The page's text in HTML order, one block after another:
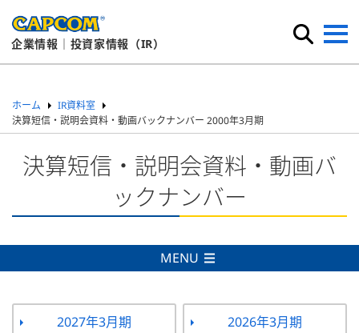
企業情報｜投資家情報（IR）
ホーム
IR資料室
決算短信・説明会資料・動画バックナンバー 2000年3月期
決算短信・説明会資料・動画バ
ックナンバー
MENU
2027年3月期 2026年3月期